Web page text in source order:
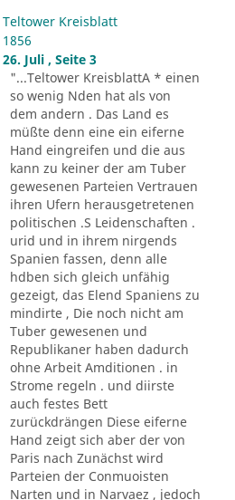
Teltower Kreisblatt
1856
26. Juli , Seite 3
"...Teltower KreisblattA * einen
so wenig Nden hat als von
dem andern . Das Land es
müßte denn eine ein eiferne
Hand eingreifen und die aus
kann zu keiner der am Tuber
gewesenen Parteien Vertrauen
ihren Ufern herausgetretenen
politischen .S Leidenschaften .
urid und in ihrem nirgends
Spanien fassen, denn alle
hdben sich gleich unfähig
gezeigt, das Elend Spaniens zu
mindirte , Die noch nicht am
Tuber gewesenen und
Republikaner haben dadurch
ohne Arbeit Amditionen . in
Strome regeln . und diirste
auch festes Bett
zurückdrängen Diese eiferne
Hand zeigt sich aber der von
Paris nach Zunächst wird
Parteien der Conmuoisten
Narten und in Narvaez , jedoch